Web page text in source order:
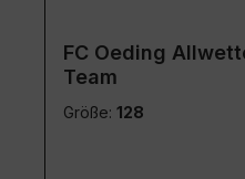
FC Oeding
Team
Größe: 128